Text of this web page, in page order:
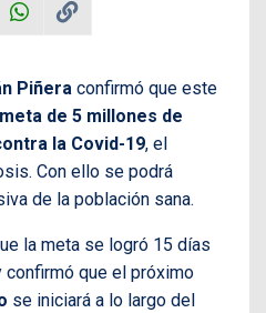
Piñera confirmó que este
de 5 millones de
la Covid-19, el
Con ello se podrá
de la población sana.
la meta se logró 15 días
que el próximo
se iniciará a lo largo del